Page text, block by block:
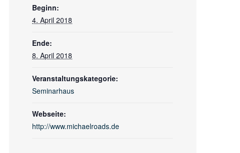
Beginn:
4. April 2018
Ende:
8. April 2018
Veranstaltungskategorie:
Seminarhaus
Webseite:
http://www.michaelroads.de